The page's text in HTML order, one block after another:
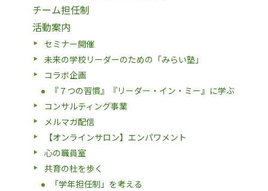
チーム担任制
活動案内
セミナー開催
未来の学校リーダーのための「みらい塾」
コラボ企画
『７つの習慣』『リーダー・イン・ミー』に学ぶ
コンサルティング事業
メルマガ配信
【オンラインサロン】エンパワメント
心の職員室
共育の杜を歩く
「学年担任制」を考える